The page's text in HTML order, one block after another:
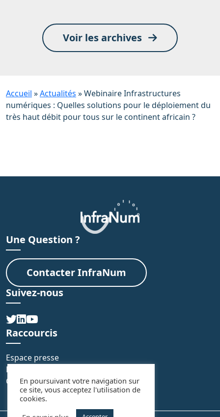
Voir les archives
Accueil »Actualités »Webinaire Infrastructures
numériques : Quelles solutions pour le déploiement du
très haut débit pour tous sur le continent africain ?
Une Question ?
Contacter InfraNum
Suivez-nous
Raccourcis
Espace presse
FAQ
ContactEn poursuivant votre navigation sur
ce site, vous acceptez l'utilisation de
cookies.